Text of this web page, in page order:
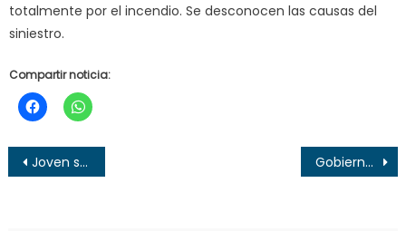
totalmente por el incendio. Se desconocen las causas del
siniestro.
Compartir noticia:
Navegación
de
Joven se lesiona al caer de un bus en Santa Ana Gobierno dará $30 en billetera virtual para uso de Bitcoin en El Salvador